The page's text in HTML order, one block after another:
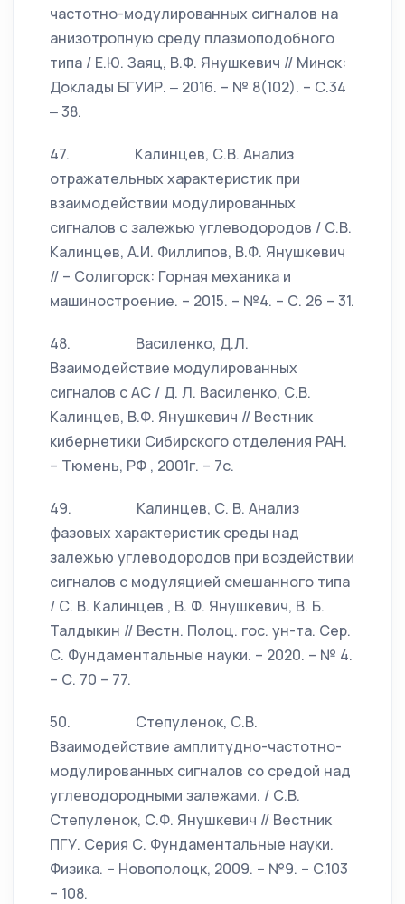
частотно-модулированных сигналов на
анизотропную среду плазмоподобного
типа / Е.Ю. Заяц, В.Ф. Янушкевич // Минск:
Доклады БГУИР. ‒ 2016. – № 8(102). – С.34
‒ 38.
47. Калинцев, С.В. Анализ
отражательных характеристик при
взаимодействии модулированных
сигналов с залежью углеводородов / С.В.
Калинцев, А.И. Филлипов, В.Ф. Янушкевич
// – Солигорск: Горная механика и
машиностроение. – 2015. – №4. – С. 26 – 31.
48. Василенко, Д.Л.
Взаимодействие модулированных
сигналов с АС / Д. Л. Василенко, С.В.
Калинцев, В.Ф. Янушкевич // Вестник
кибернетики Сибирского отделения РАН.
– Тюмень, РФ , 2001г. – 7с.
49. Калинцев, С. В. Анализ
фазовых характеристик среды над
залежью углеводородов при воздействии
сигналов с модуляцией смешанного типа
/ С. В. Калинцев , В. Ф. Янушкевич, В. Б.
Талдыкин // Вестн. Полоц. гос. ун-та. Сер.
С. Фундаментальные науки. – 2020. – № 4.
– С. 70 – 77.
50. Степуленок, С.В.
Взаимодействие амплитудно-частотно-
модулированных сигналов со средой над
углеводородными залежами. / С.В.
Степуленок, С.Ф. Янушкевич // Вестник
ПГУ. Серия С. Фундаментальные науки.
Физика. – Новополоцк, 2009. – №9. – С.103
– 108.